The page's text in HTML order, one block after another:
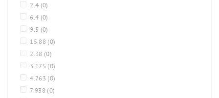
2.4 (0)
6.4 (0)
9.5 (0)
15.88 (0)
2.38 (0)
3.175 (0)
4.763 (0)
7.938 (0)